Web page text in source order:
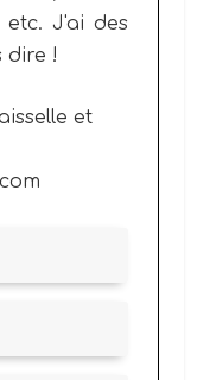
etc.J'ai des
dire !